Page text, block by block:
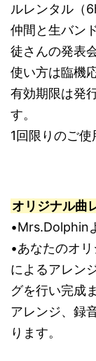
ルレンタル（
仲間と生バン
徒さんの発表
使い方は臨機
有効期限は発
す。
1回限りのご使
オリジナル曲
•Mrs.Dolphin
•あなたのオ
によるアレン
グを行い完成
アレンジ、録
ります。